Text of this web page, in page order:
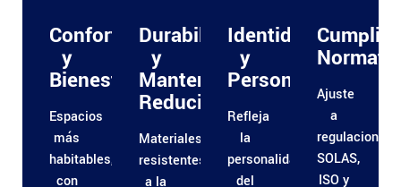
Confort
y
Bienestar
Espacios
más
habitables,
con
Durabilidad
y
Mantenimiento
Reducido
Materiales
resistentes
a la
Identidad
y
Personalización
Refleja
la
personalidad
del
Ajuste
a
regulaciones
SOLAS,
ISO y